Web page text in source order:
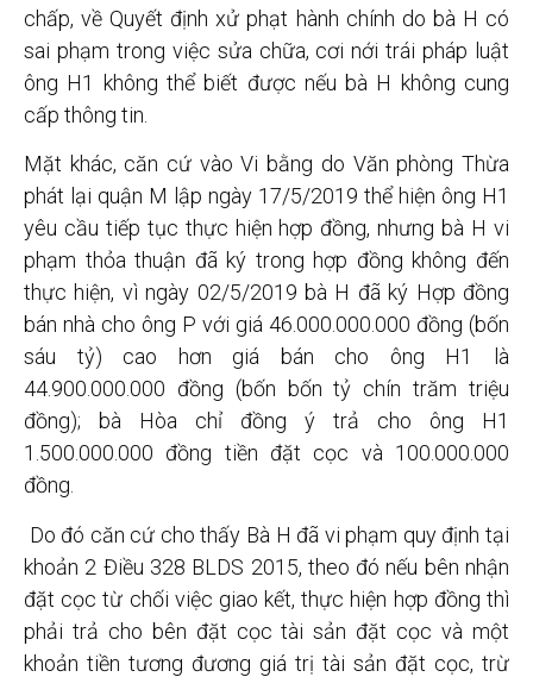
chấp, về Quyết định xử phạt hành chính do bà H có
sai phạm trong việc sửa chữa, cơi nới trái pháp luật
ông H1 không thể biết được nếu bà H không cung
cấp thông tin.
Mặt khác, căn cứ vào Vi bằng do Văn phòng Thừa
phát lại quận M lập ngày 17/5/2019 thể hiện ông H1
yêu cầu tiếp tục thực hiện hợp đồng, nhưng bà H vi
phạm thỏa thuận đã ký trong hợp đồng không đến
thực hiện, vì ngày 02/5/2019 bà H đã ký Hợp đồng
bán nhà cho ông P với giá 46.000.000.000 đồng (bốn
sáu tỷ) cao hơn giá bán cho ông H1 là
44.900.000.000 đồng (bốn bốn tỷ chín trăm triệu
đồng); bà Hòa chỉ đồng ý trả cho ông H1
1.500.000.000 đồng tiền đặt cọc và 100.000.000
đồng.
Do đó căn cứ cho thấy Bà H đã vi phạm quy định tại
khoản 2 Điều 328 BLDS 2015, theo đó nếu bên nhận
đặt cọc từ chối việc giao kết, thực hiện hợp đồng thì
phải trả cho bên đặt cọc tài sản đặt cọc và một
khoản tiền tương đương giá trị tài sản đặt cọc, trừ